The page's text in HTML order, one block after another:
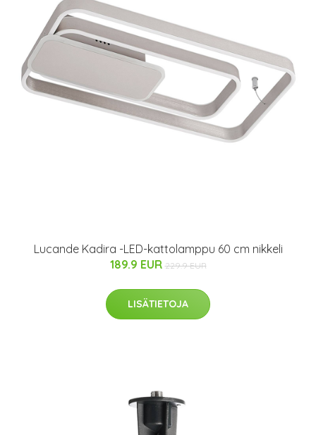
Lucande Kadira -LED-kattolamppu 60 cm nikkeli
189.9 EUR 229.9 EUR
LISÄTIETOJA